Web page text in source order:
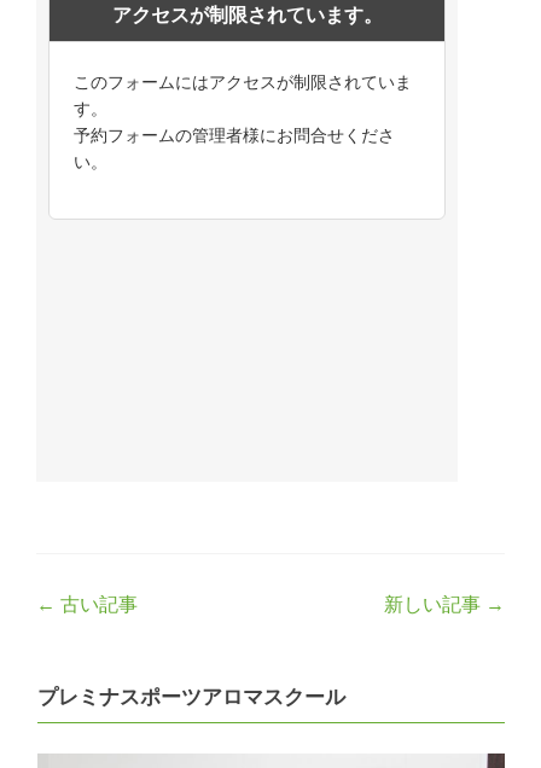
Post
← 古い記事 新しい記事 →
プレミナスポーツアロマスクール